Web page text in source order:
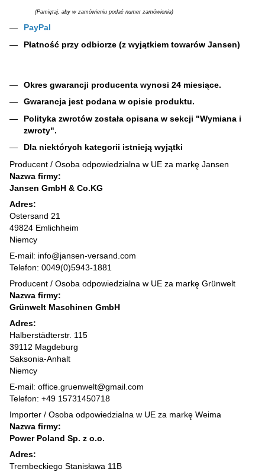
(Pamiętaj, aby w zamówieniu podać numer zamówienia)
PayPal
Płatność przy odbiorze (z wyjątkiem towarów Jansen)
Okres gwarancji producenta wynosi 24 miesiące.
Gwarancja jest podana w opisie produktu.
Polityka zwrotów została opisana w sekcji "Wymiana i
zwroty".
Dla niektórych kategorii istnieją wyjątki
Producent / Osoba odpowiedzialna w UE za markę Jansen
Nazwa firmy:
Jansen GmbH & Co.KG
Adres:
Ostersand 21
49824 Emlichheim
Niemcy
E-mail: info@jansen-versand.com
Telefon: 0049(0)5943-1881
Producent / Osoba odpowiedzialna w UE za markę Grünwelt
Nazwa firmy:
Grünwelt Maschinen GmbH
Adres:
Halberstädterstr. 115
39112 Magdeburg
Saksonia-Anhalt
Niemcy
E-mail: office.gruenwelt@gmail.com
Telefon: +49 15731450718
Importer / Osoba odpowiedzialna w UE za markę Weima
Nazwa firmy:
Power Poland Sp. z o.o.
Adres:
Trembeckiego Stanisława 11B